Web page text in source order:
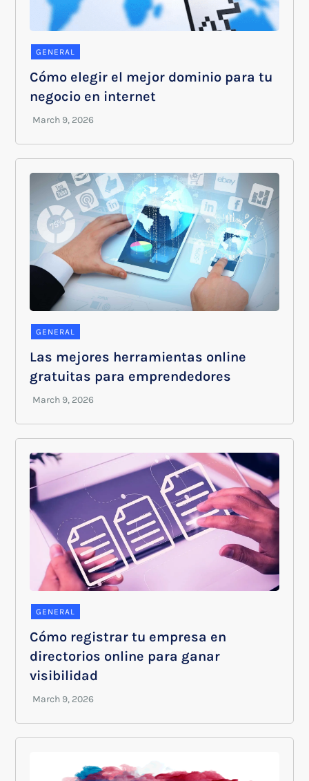
GENERAL
Cómo elegir el mejor dominio para tu
negocio en internet
GENERAL
Las mejores herramientas online
gratuitas para emprendedores
GENERAL
Cómo registrar tu empresa en
directorios online para ganar
visibilidad